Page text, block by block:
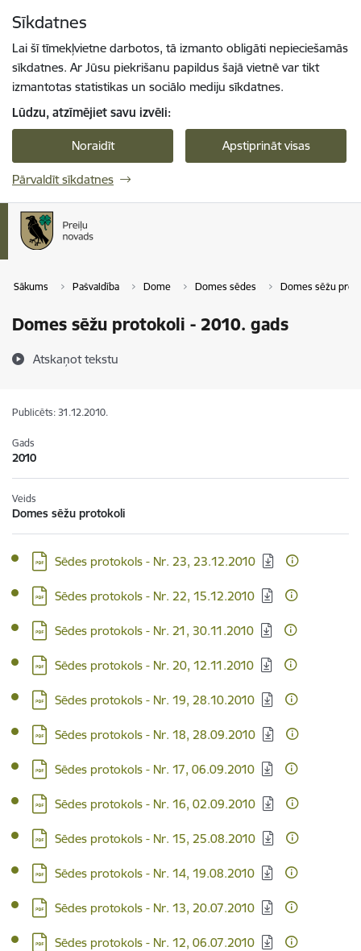
Sīkdatnes
Lai šī tīmekļvietne darbotos, tā izmanto obligāti nepieciešamās
sīkdatnes. Ar Jūsu piekrišanu papildus šajā vietnē var tikt
izmantotas statistikas un sociālo mediju sīkdatnes.
Lūdzu, atzīmējiet savu izvēli:
Noraidīt Apstiprināt visas
Pārvaldīt sīkdatnes
Sākums Pašvaldība Dome Domes sēdes Domes sēžu
Domes sēžu protokoli - 2010. gads
Atskaņot tekstu
Publicēts: 31.12.2010.
Gads
2010
Veids
Domes sēžu protokoli
Lejupielādēt:
Sēdes protokols - Nr. 23, 23.12.2010
Lejupielādēt:
Sēdes protokols - Nr. 22, 15.12.2010
Lejupielādēt:
Sēdes protokols - Nr. 21, 30.11.2010
Lejupielādēt:
Sēdes protokols - Nr. 20, 12.11.2010
Lejupielādēt:
Sēdes protokols - Nr. 19, 28.10.2010
Lejupielādēt:
Sēdes protokols - Nr. 18, 28.09.2010
Lejupielādēt:
Sēdes protokols - Nr. 17, 06.09.2010
Lejupielādēt:
Sēdes protokols - Nr. 16, 02.09.2010
Lejupielādēt:
Sēdes protokols - Nr. 15, 25.08.2010
Lejupielādēt:
Sēdes protokols - Nr. 14, 19.08.2010
Lejupielādēt:
Sēdes protokols - Nr. 13, 20.07.2010
Lejupielādēt:
Sēdes protokols - Nr. 12, 06.07.2010